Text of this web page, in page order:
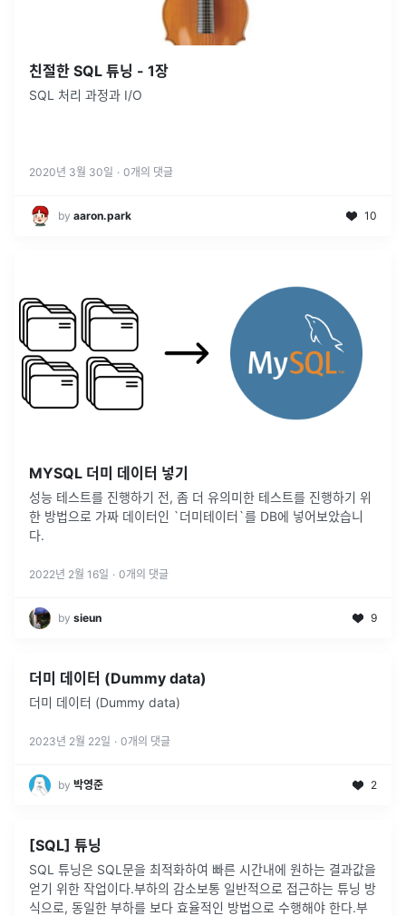
친절한 SQL 튜닝 - 1장
SQL 처리 과정과 I/O
2020년 3월 30일 · 0개의 댓글
by aaron.park 10
MYSQL 더미 데이터 넣기
성능 테스트를 진행하기 전, 좀 더 유의미한 테스트를 진행하기 위
한 방법으로 가짜 데이터인 `더미테이터`를 DB에 넣어보았습니
다.
2022년 2월 16일 · 0개의 댓글
by sieun 9
더미 데이터 (Dummy data)
더미 데이터 (Dummy data)
2023년 2월 22일 · 0개의 댓글
by 박영준 2
[SQL] 튜닝
SQL 튜닝은 SQL문을 최적화하여 빠른 시간내에 원하는 결과값을
얻기 위한 작업이다.부하의 감소보통 일반적으로 접근하는 튜닝 방
식으로, 동일한 부하를 보다 효율적인 방법으로 수행해야 한다.부